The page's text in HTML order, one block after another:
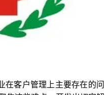
在客户管理上主要存在的问